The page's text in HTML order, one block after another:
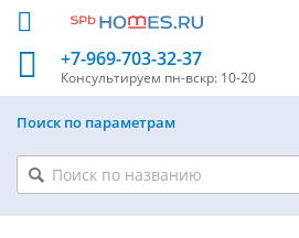
+7-969-703-32-37
Консультируем пн-вскр: 10-20
Поиск по параметрам